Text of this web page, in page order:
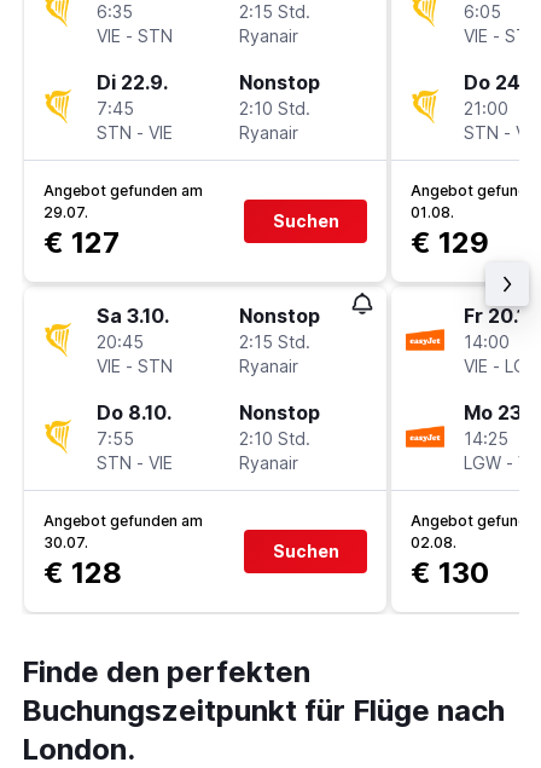
6:35
VIE - STN
2:15 Std.
Ryanair
Di 22.9.
7:45
STN - VIE
Nonstop
2:10 Std.
Ryanair
Angebot gefunden am
29.07.
€ 127
Suchen
Sa 3.10.
20:45
VIE - STN
Nonstop
2:15 Std.
Ryanair
Do 8.10.
7:55
STN - VIE
Nonstop
2:10 Std.
Ryanair
Angebot gefunden am
30.07.
€ 128
Suchen
6:05
VIE - STN
Do
21:00
STN - VIE
Angebot
01.08.
€ 129
Fr 20.11.
14:00
VIE - LGW
Mo
14:25
LGW - VIE
Angebot
02.08.
€ 130
Finde den perfekten
Buchungszeitpunkt für Flüge nach
London.